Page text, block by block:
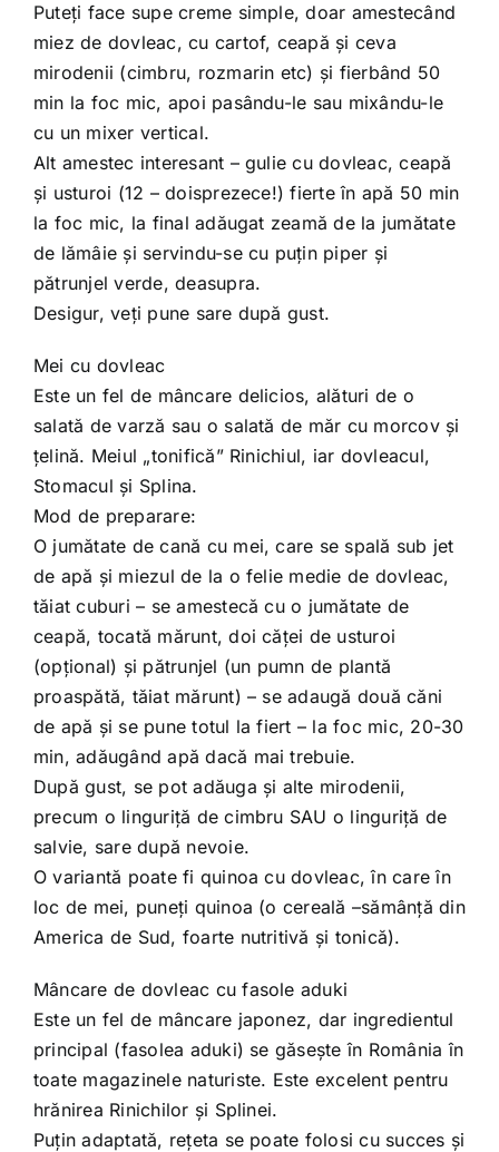
Puteţi face supe creme simple, doar amestecând
miez de dovleac, cu cartof, ceapă şi ceva
mirodenii (cimbru, rozmarin etc) şi fierbând 50
min la foc mic, apoi pasându-le sau mixându-le
cu un mixer vertical.
Alt amestec interesant – gulie cu dovleac, ceapă
şi usturoi (12 – doisprezece!) fierte în apă 50 min
la foc mic, la final adăugat zeamă de la jumătate
de lămâie şi servindu-se cu puţin piper şi
pătrunjel verde, deasupra.
Desigur, veţi pune sare după gust.
Mei cu dovleac
Este un fel de mâncare delicios, alături de o
salată de varză sau o salată de măr cu morcov şi
ţelină. Meiul „tonifică” Rinichiul, iar dovleacul,
Stomacul şi Splina.
Mod de preparare:
O jumătate de cană cu mei, care se spală sub jet
de apă şi miezul de la o felie medie de dovleac,
tăiat cuburi – se amestecă cu o jumătate de
ceapă, tocată mărunt, doi căţei de usturoi
(opţional) şi pătrunjel (un pumn de plantă
proaspătă, tăiat mărunt) – se adaugă două căni
de apă şi se pune totul la fiert – la foc mic, 20-30
min, adăugând apă dacă mai trebuie.
După gust, se pot adăuga şi alte mirodenii,
precum o linguriţă de cimbru SAU o linguriţă de
salvie, sare după nevoie.
O variantă poate fi quinoa cu dovleac, în care în
loc de mei, puneţi quinoa (o cereală –sămânţă din
America de Sud, foarte nutritivă şi tonică).
Mâncare de dovleac cu fasole aduki
Este un fel de mâncare japonez, dar ingredientul
principal (fasolea aduki) se găseşte în România în
toate magazinele naturiste. Este excelent pentru
hrănirea Rinichilor şi Splinei.
Puţin adaptată, reţeta se poate folosi cu succes şi